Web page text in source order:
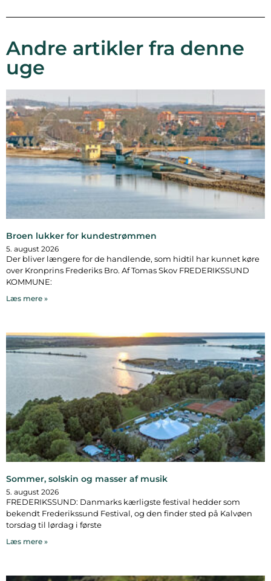
Andre artikler fra denne
uge
Broen lukker for kundestrømmen
5. august 2026
Der bliver længere for de handlende, som hidtil har kunnet køre
over Kronprins Frederiks Bro. Af Tomas Skov FREDERIKSSUND
KOMMUNE:
Læs mere »
Sommer, solskin og masser af musik
5. august 2026
FREDERIKSSUND: Danmarks kærligste festival hedder som
bekendt Frederikssund Festival, og den finder sted på Kalvøen
torsdag til lørdag i første
Læs mere »